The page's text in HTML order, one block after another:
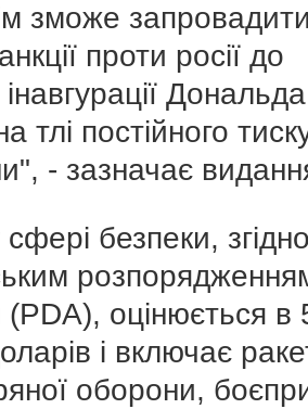
зможе
проти росії до
Дональда
тлі постійного
- зазначає
безпеки,
(PDA), оцінюється в
і включає
оборони,